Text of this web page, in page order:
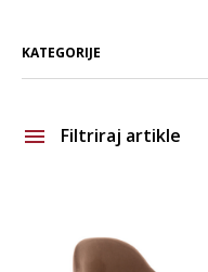
KATEGORIJE
Filtriraj artikle
Vrsta asortimana